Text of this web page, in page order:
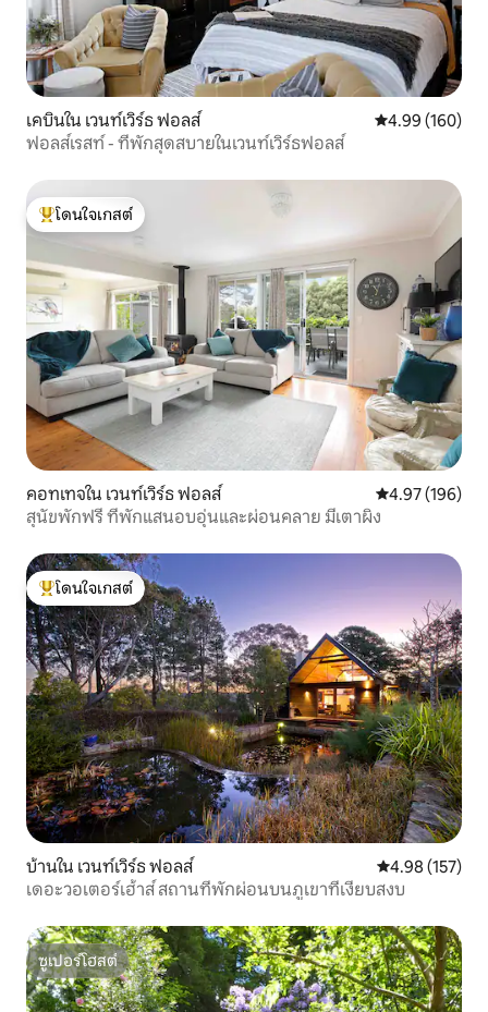
เคบินใน เวนท์เวิร์ธ ฟอลส์ คะแนนเฉลี่ย
4.99 (160)
ฟอลส์เรสท์ - ที่พักสุดสบายในเวนท์เวิร์ธฟอลส์
โดนใจเกสต์ที่สุด
โดนใจเกสต์
คอทเทจใน เวนท์เวิร์ธ ฟอลส์ คะแนนเฉลี่ย
4.97 (196)
สุนัขพักฟรี ที่พักแสนอบอุ่นและผ่อนคลาย มีเตาผิง
โดนใจเกสต์ที่สุด
โดนใจเกสต์
บ้านใน เวนท์เวิร์ธ ฟอลส์ คะแนนเฉลี่ย
4.98 (157)
เดอะวอเตอร์เฮ้าส์ สถานที่พักผ่อนบนภูเขาที่เงียบสงบ
ซูเปอร์โฮสต์
ซูเปอร์โฮสต์